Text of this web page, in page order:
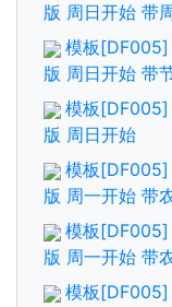
版 周日开始 带
模板[DF005]
版 周日开始 带
模板[DF005]
版 周日开始
模板[DF005]
版 周一开始 带
模板[DF005]
版 周一开始 带
模板[DF005]